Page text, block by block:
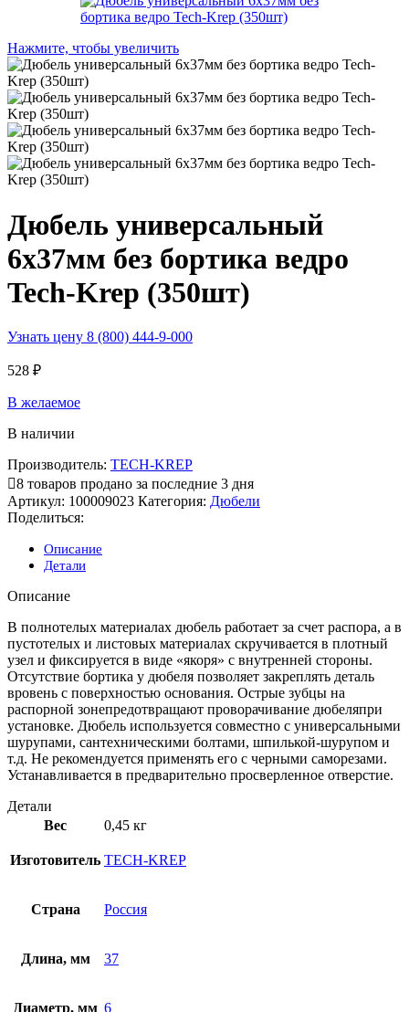
Нажмите, чтобы увеличить
Дюбель универсальный
6х37мм без бортика ведро
Tech-Krep (350шт)
Узнать цену 8 (800) 444-9-000
528 ₽
В желаемое
В наличии
Производитель: TECH-KREP
8 товаров продано за последние 3 дня
Артикул: 100009023 Категория: Дюбели
Поделиться:
Описание
Детали
Описание
В полнотелых материалах дюбель работает за счет распора, а в
пустотелых и листовых материалах скручивается в плотный
узел и фиксируется в виде «якоря» с внутренней стороны.
Отсутствие бортика у дюбеля позволяет закреплять деталь
вровень с поверхностью основания. Острые зубцы на
распорной зонепредотвращают проворачивание дюбеляпри
установке. Дюбель используется совместно с универсальными
шурупами, сантехническими болтами, шпилькой-шурупом и
т.д. Не рекомендуется применять его с черными саморезами.
Устанавливается в предварительно просверленное отверстие.
Детали
Вес
0,45 кг
Изготовитель TECH-KREP
Страна Россия
Длина, мм 37
Диаметр, мм 6